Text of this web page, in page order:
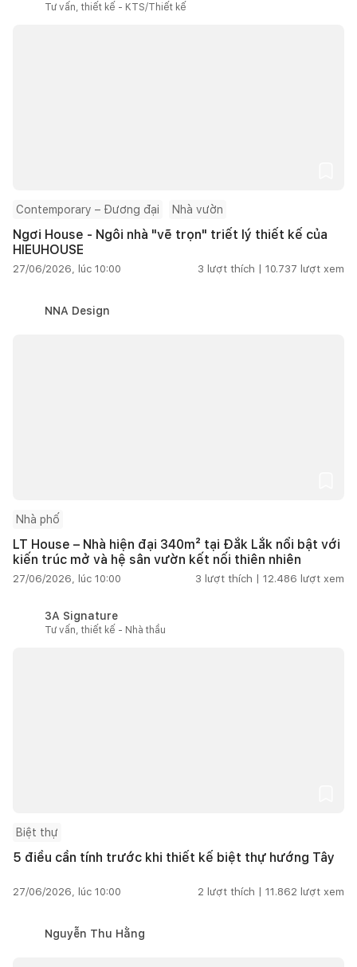
Tư vấn, thiết kế - KTS/Thiết kế
Contemporary – Đương đại Nhà vườn
Ngơi House - Ngôi nhà "vẽ trọn" triết lý thiết kế của
HIEUHOUSE
27/06/2026, lúc 10:00 3 lượt thích | 10.737 lượt xem
NNA Design
Nhà phố
LT House – Nhà hiện đại 340m² tại Đắk Lắk nổi bật với
kiến trúc mở và hệ sân vườn kết nối thiên nhiên
27/06/2026, lúc 10:00 3 lượt thích | 12.486 lượt xem
3A Signature
Tư vấn, thiết kế - Nhà thầu
Biệt thự
5 điều cần tính trước khi thiết kế biệt thự hướng Tây
27/06/2026, lúc 10:00 2 lượt thích | 11.862 lượt xem
Nguyễn Thu Hằng